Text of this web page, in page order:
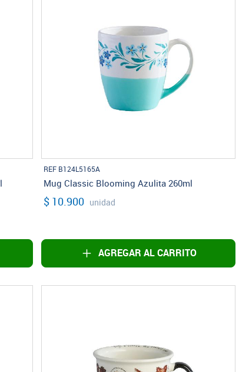
REF B124L5165A
Mug Classic Blooming Azulita 260ml
$ 10.900 unidad
AGREGAR AL CARRITO